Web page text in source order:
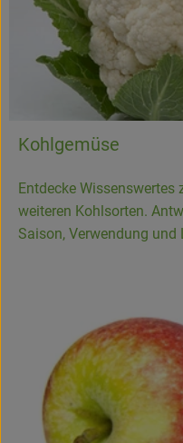
Kohlgemüse
Entdecke
weiteren Kohlsorten.
Saison, Verwendung und